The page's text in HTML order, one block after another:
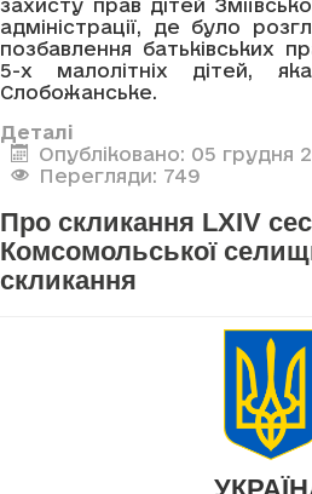
захисту прав дітей
адміністрації, де було
позбавлення батьківських
5-х малолітніх дітей,
Слобожанське.
Деталі
Опубліковано: 05 грудня
Перегляди: 749
Про скликання LXIV
Комсомольської
скликання